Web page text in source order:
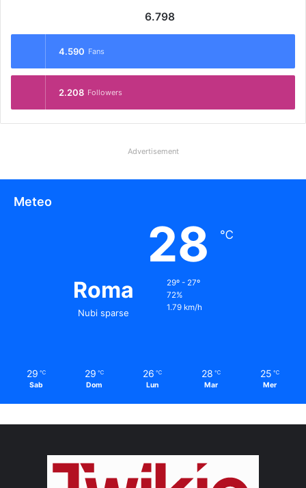
6.798
4.590 Fans
2.208 Followers
Advertisement
Meteo
Roma
Nubi sparse
28 ℃
29º - 27º
72%
1.79 km/h
29 ℃
Sab
29 ℃
Dom
26 ℃
Lun
28 ℃
Mar
25 ℃
Mer